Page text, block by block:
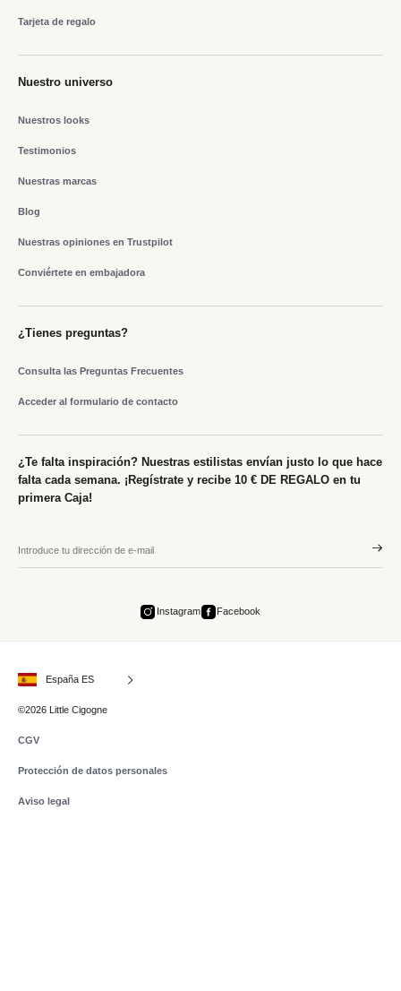
Tarjeta de regalo
Nuestro universo
Nuestros looks
Testimonios
Nuestras marcas
Blog
Nuestras opiniones en Trustpilot
Conviértete en embajadora
¿Tienes preguntas?
Consulta las Preguntas Frecuentes
Acceder al formulario de contacto
¿Te falta inspiración? Nuestras estilistas envían justo lo que hace
falta cada semana. ¡Regístrate y recibe 10 € DE REGALO en tu
primera Caja!
Instagram Facebook
España ES
©2026 Little Cigogne
CGV
Protección de datos personales
Aviso legal